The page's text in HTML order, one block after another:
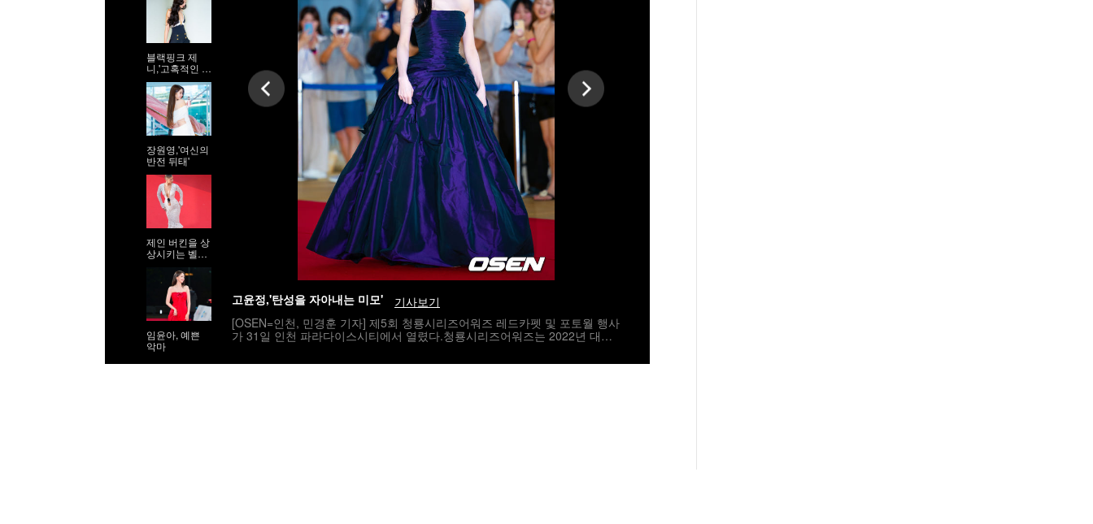
블랙핑크 제
니,'고혹적인 워
킹'
장원영,'여신의
반전 뒤태'
제인 버킨을 상
상시키는 벨라
임윤아, 예쁜
악마
고윤정,'탄성을 자아내는 미모'
기사보기
[OSEN=인천, 민경훈 기자] 제5회 청룡시리즈어워즈 레드카펫 및 포토월 행사
가 31일 인천 파라다이스시티에서 열렸다.청룡시리즈어워즈는 2022년 대한
사회는 전현무와 임윤아로 5년 연속 호흡을 맞춘다.배우 고윤정이 레드카펫을